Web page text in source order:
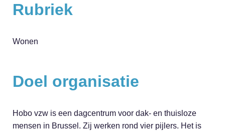
Rubriek
Wonen
Doel organisatie
Hobo vzw is een dagcentrum voor dak- en thuisloze
mensen in Brussel. Zij werken rond vier pijlers. Het is